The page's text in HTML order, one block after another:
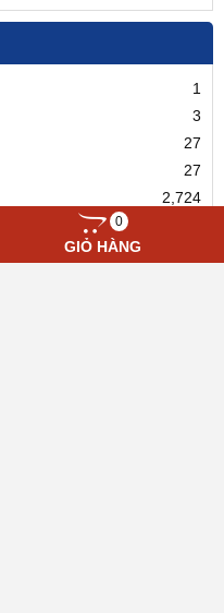
1
3
27
27
2,724
0
GIỎ HÀNG